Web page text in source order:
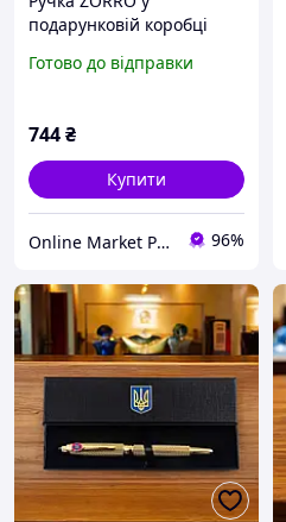
подарунковій коробці
вставками)
Готово до відправки
744₴
Купити
Online Market Plus 96%